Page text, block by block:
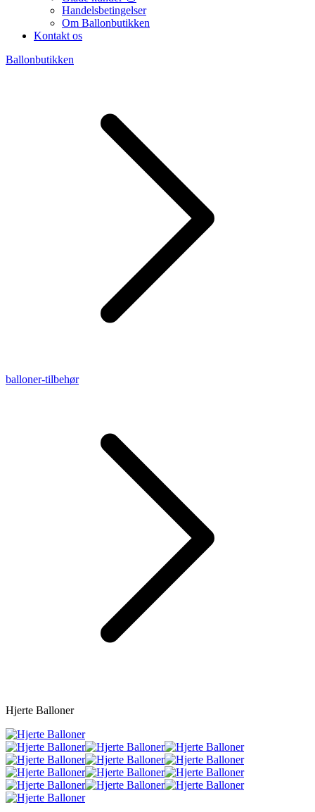
Handelsbetingelser
Om Ballonbutikken
Kontakt os
Ballonbutikken
balloner-tilbehør
Hjerte Balloner